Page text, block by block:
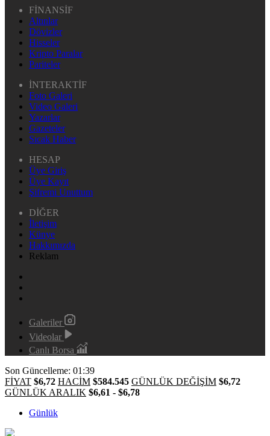
FİNANSİF
Altınlar
Dövizler
Hisseler
Kripto Paralar
Pariteler
İNTERAKTİF
Foto Galeri
Video Galeri
Yazarlar
Gazeteler
Sıcak Haber
HESAP
Üye Giriş
Üye Kayıt
Şifremi Unuttum
DİĞER
İletişim
Künye
Hakkımızda
Reklam
Galeriler
Videolar
Canlı Borsa
Son Güncelleme: 01:39
FİYAT $6,72 HACİM $584.545 GÜNLÜK DEĞİŞİM $6,72
GÜNLÜK ARALIK $6,61 - $6,78
Günlük